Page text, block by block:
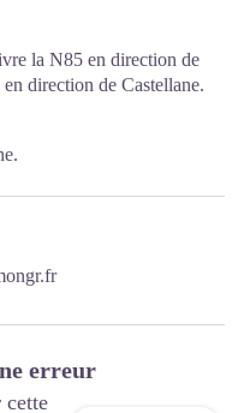
la N85 en direction de
direction de Castellane.
erreur
cette